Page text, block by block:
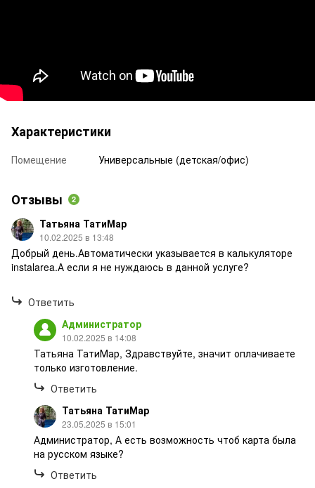
Характеристики
Помещение Универсальные (детская/офис)
Отзывы 2
Татьяна ТатиМар
10.02.2025 в 13:48
Добрый день.Автоматически указывается в калькуляторе
instalarea.А если я не нуждаюсь в данной услуге?
Ответить
Администратор
10.02.2025 в 14:08
Татьяна ТатиМар, Здравствуйте, значит оплачиваете
только изготовление.
Ответить
Татьяна ТатиМар
23.05.2025 в 15:01
Администратор, А есть возможность чтоб карта была
на русском языке?
Ответить